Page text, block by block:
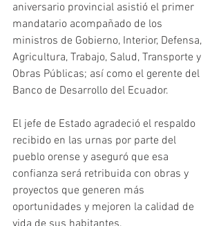
aniversario provincial asistió el primer
mandatario acompañado de los
ministros de Gobierno, Interior, Defensa,
Agricultura, Trabajo, Salud, Transporte y
Obras Públicas; así como el gerente del
Banco de Desarrollo del Ecuador.
El jefe de Estado agradeció el respaldo
recibido en las urnas por parte del
pueblo orense y aseguró que esa
confianza será retribuida con obras y
proyectos que generen más
oportunidades y mejoren la calidad de